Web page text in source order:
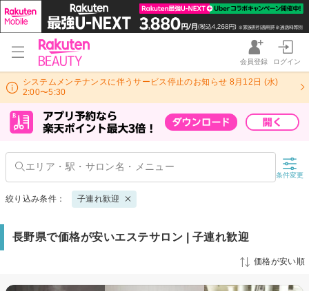
会員登録 ログイン
システムメンテナンスに伴うサービス停止のお知らせ 8月12日 (水)
2:00〜5:30
条件変更
絞り込み条件： 子連れ歓迎
長野県で価格が安いエステサロン | 子連れ歓迎
価格が安い順